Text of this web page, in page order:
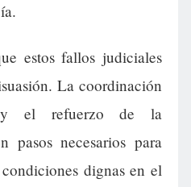
estos fallos judiciales
La coordinación
y el refuerzo de la
pasos necesarios para
dignas en el